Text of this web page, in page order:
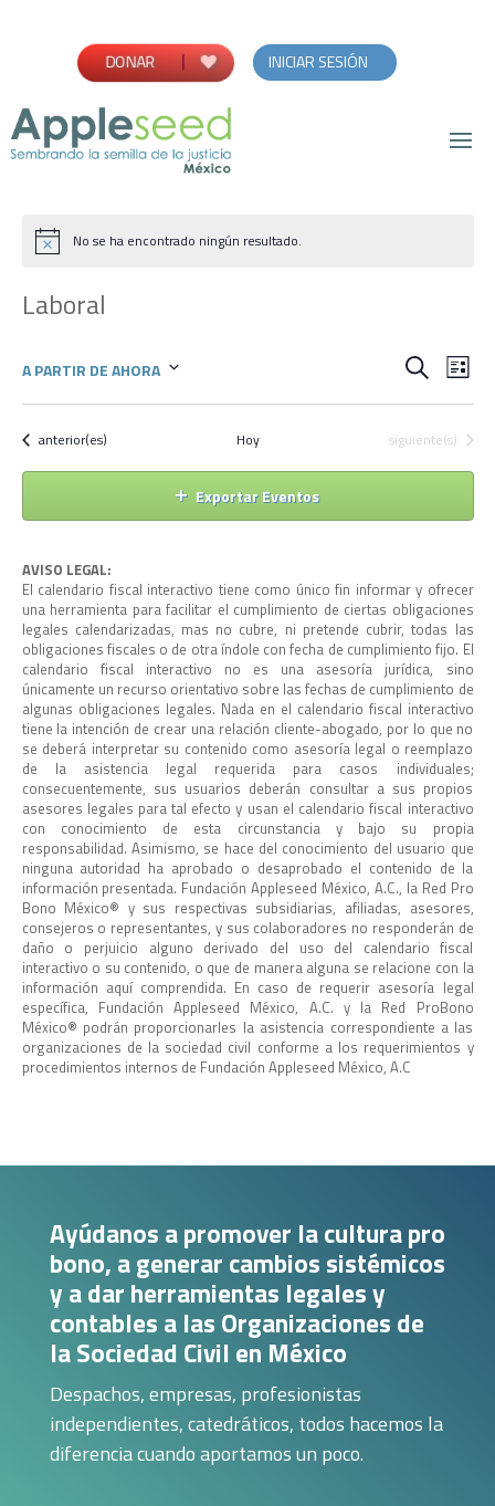
DONAR INICIAR SESIÓN
No se ha encontrado ningún resultado.
Laboral
y
de
Buscar
de
de
Lista
A PARTIR DE AHORA
Seleccionar
fecha.
Eventos
anterior(es) Hoy Eventos
siguiente(s)
Exportar Eventos
AVISO LEGAL:
El calendario fiscal interactivo tiene como único fin informar y ofrecer
una herramienta para facilitar el cumplimiento de ciertas obligaciones
legales calendarizadas, mas no cubre, ni pretende cubrir, todas las
obligaciones fiscales o de otra índole con fecha de cumplimiento fijo. El
calendario fiscal interactivo no es una asesoría jurídica, sino
únicamente un recurso orientativo sobre las fechas de cumplimiento de
algunas obligaciones legales. Nada en el calendario fiscal interactivo
tiene la intención de crear una relación cliente-abogado, por lo que no
se deberá interpretar su contenido como asesoría legal o reemplazo
de la asistencia legal requerida para casos individuales;
consecuentemente, sus usuarios deberán consultar a sus propios
asesores legales para tal efecto y usan el calendario fiscal interactivo
con conocimiento de esta circunstancia y bajo su propia
responsabilidad. Asimismo, se hace del conocimiento del usuario que
ninguna autoridad ha aprobado o desaprobado el contenido de la
información presentada. Fundación Appleseed México, A.C., la Red Pro
Bono México®️ y sus respectivas subsidiarias, afiliadas, asesores,
consejeros o representantes, y sus colaboradores no responderán de
daño o perjuicio alguno derivado del uso del calendario fiscal
interactivo o su contenido, o que de manera alguna se relacione con la
información aquí comprendida. En caso de requerir asesoría legal
específica, Fundación Appleseed México, A.C. y la Red ProBono
México®️ podrán proporcionarles la asistencia correspondiente a las
organizaciones de la sociedad civil conforme a los requerimientos y
procedimientos internos de Fundación Appleseed México, A.C
Ayúdanos a promover la cultura pro
bono, a generar cambios sistémicos
y a dar herramientas legales y
contables a las Organizaciones de
la Sociedad Civil en México
Despachos, empresas, profesionistas
independientes, catedráticos, todos hacemos la
diferencia cuando aportamos un poco.